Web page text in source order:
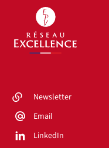
Newsletter
Email
LinkedIn